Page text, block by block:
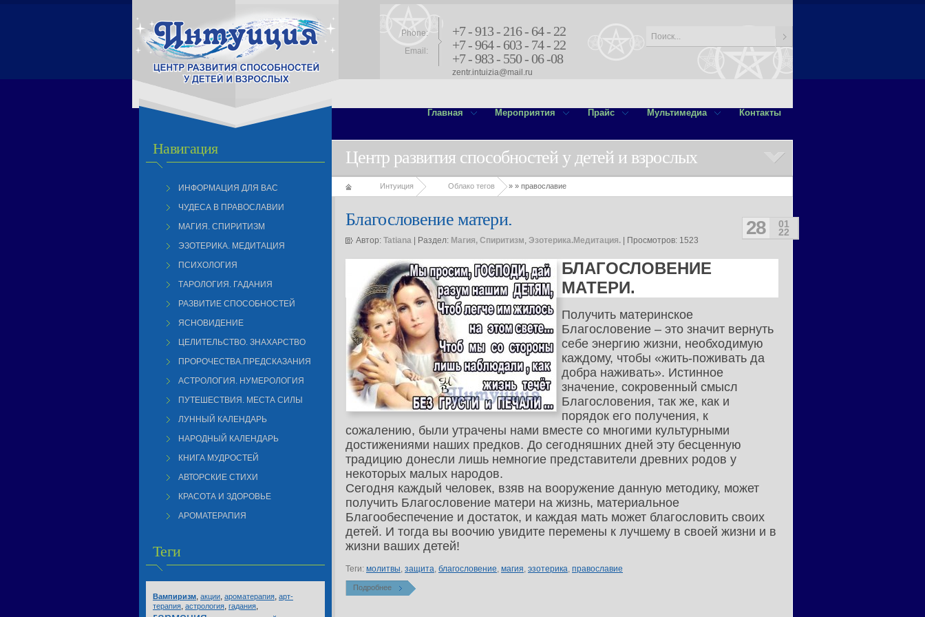
Phone:
Email:
+7 - 913 - 216 - 64 - 22
+7 - 964 - 603 - 74 - 22
+7 - 983 - 550 - 06 -08
zentr.intuizia@mail.ru
Главная Мероприятия Прайс Мультимедиа Контакты
Навигация
ИНФОРМАЦИЯ ДЛЯ ВАС
ЧУДЕСА В ПРАВОСЛАВИИ
МАГИЯ. СПИРИТИЗМ
ЭЗОТЕРИКА. МЕДИТАЦИЯ
ПСИХОЛОГИЯ
ТАРОЛОГИЯ. ГАДАНИЯ
РАЗВИТИЕ СПОСОБНОСТЕЙ
ЯСНОВИДЕНИЕ
ЦЕЛИТЕЛЬСТВО. ЗНАХАРСТВО
ПРОРОЧЕСТВА.ПРЕДСКАЗАНИЯ
АСТРОЛОГИЯ. НУМЕРОЛОГИЯ
ПУТЕШЕСТВИЯ. МЕСТА СИЛЫ
ЛУННЫЙ КАЛЕНДАРЬ
НАРОДНЫЙ КАЛЕНДАРЬ
КНИГА МУДРОСТЕЙ
АВТОРСКИЕ СТИХИ
КРАСОТА И ЗДОРОВЬЕ
АРОМАТЕРАПИЯ
Теги
Вампиризм, акции, ароматерапия, арт-
терапия, астрология, гадания,
Центр развития способностей у детей и взрослых
Интуиция »
Облако тегов » православие
01
22
28
Благословение матери.
Автор: Tatiana | Раздел: Магия, Спиритизм, Эзотерика.Медитация. | Просмотров: 1523
БЛАГОСЛОВЕНИЕ
МАТЕРИ.
Получить материнское
Благословение – это значит вернуть
себе энергию жизни, необходимую
каждому, чтобы «жить-поживать да
добра наживать». Истинное
значение, сокровенный смысл
Благословения, так же, как и
порядок его получения, к
сожалению, были утрачены нами вместе со многими культурными
достижениями наших предков. До сегодняшних дней эту бесценную
традицию донесли лишь немногие представители древних родов у
некоторых малых народов.
Сегодня каждый человек, взяв на вооружение данную методику, может
получить Благословение матери на жизнь, материальное
Благообеспечение и достаток, и каждая мать может благословить своих
детей. И тогда вы воочию увидите перемены к лучшему в своей жизни и в
жизни ваших детей!
Теги: молитвы, защита, благословение, магия, эзотерика, православие
Подробнее